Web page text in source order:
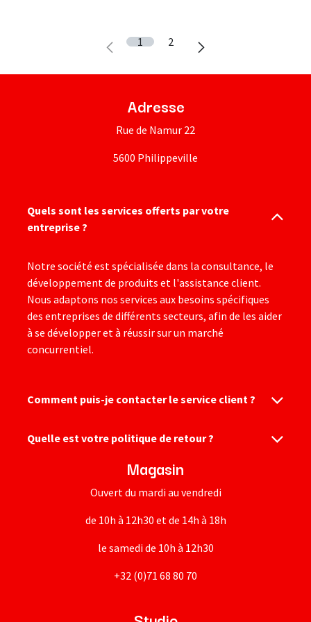
1 2
Adresse
Rue de Namur 22
5600 Philippeville
Quels sont les services offerts par votre
entreprise ?
Notre société est spécialisée dans la consultance, le
développement de produits et l'assistance client.
Nous adaptons nos services aux besoins spécifiques
des entreprises de différents secteurs, afin de les aider
à se développer et à réussir sur un marché
concurrentiel.
Comment puis-je contacter le service client ?
Quelle est votre politique de retour ?
Magasin
Ouvert du mardi au vendredi
de 10h à 12h30 et de 14h à 18h
le samedi de 10h à 12h30
+32 (0)71 68 80 70